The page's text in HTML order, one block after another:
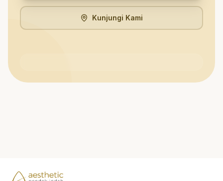
Kunjungi Kami